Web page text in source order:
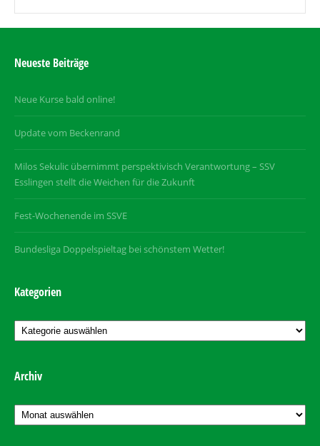
Neueste Beiträge
Neue Kurse bald online!
Update vom Beckenrand
Milos Sekulic übernimmt perspektivisch Verantwortung – SSV
Esslingen stellt die Weichen für die Zukunft
Fest-Wochenende im SSVE
Bundesliga Doppelspieltag bei schönstem Wetter!
Kategorien
Kategorien
Archiv
Archiv